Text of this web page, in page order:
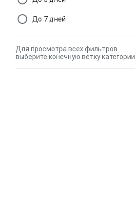
До 7 дней
Для просмотра всех фильтров
выберите конечную ветку категории